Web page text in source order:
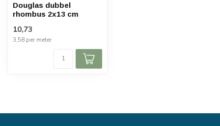
Douglas dubbel
rhombus 2x13 cm
10,73
3,58 per meter